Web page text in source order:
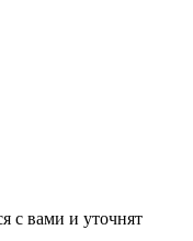
с вами и уточнят